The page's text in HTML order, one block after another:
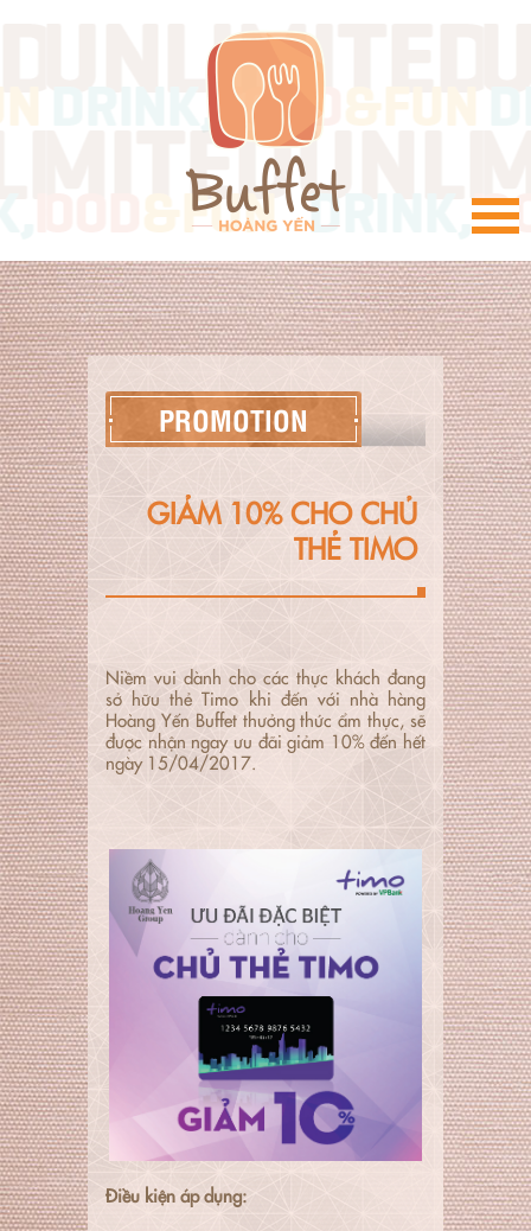
PROMOTION
GIẢM 10% CHO CHỦ
THẺ TIMO
Niềm vui dành cho các thực khách đang
sở hữu thẻ Timo khi đến với nhà hàng
Hoàng Yến Buffet thưởng thức ẩm thực, sẽ
được nhận ngay ưu đãi giảm 10% đến hết
ngày 15/04/2017.
Điều kiện áp dụng: